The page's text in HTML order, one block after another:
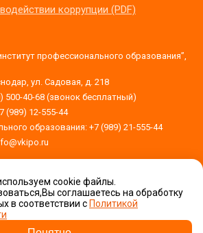
коррупции (PDF)
профессионального образования”,
ул. Садовая, д. 218
500-40-68 (звонок бесплатный)
(989) 12-555-44
образования: +7 (989) 21-555-44
Версия для слабовидящих
cookie файлы.
соглашаетесь на обработку
в соответствии с Политикой
Приемная комиссия
Задать вопрос!
обработку
персональных данных